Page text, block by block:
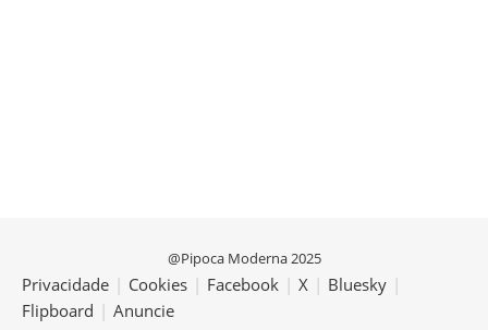
@Pipoca Moderna 2025
Privacidade | Cookies | Facebook | X | Bluesky |
Flipboard | Anuncie